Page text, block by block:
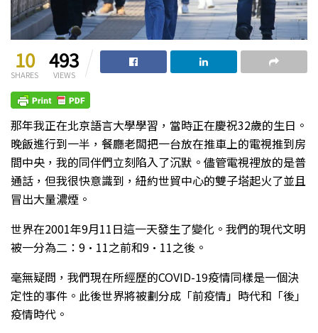
10
SHARES
493
VIEWS
那年我正在北京語言大學學習，當時正在慶祝32歲的生日。
晚飯進行到一半，餐廳老闆把一台放在推車上的電視推到房
間中央，我的同伴們立刻陷入了沉默。儘管電視裡放的是普
通話，但我很快意識到，紐約世貿中心的雙子塔起火了並且
冒出大量濃煙。
世界在2001年9月11日這一天發生了變化。我們的現代文明
被一分為二：9·11之前和9·11之後。
毫無疑問，我們現在所經歷的COVID-19疫情同樣是一個決
定性的事件。此後世界將被劃分成「前疫情」時代和「後」
疫情時代。